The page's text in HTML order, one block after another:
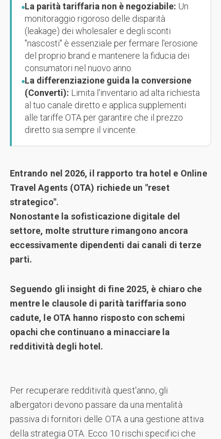
La parità tariffaria non è negoziabile: Un
monitoraggio rigoroso delle disparità
(leakage) dei wholesaler e degli sconti
"nascosti" è essenziale per fermare l'erosione
del proprio brand e mantenere la fiducia dei
consumatori nel nuovo anno.
La differenziazione guida la conversione
(Converti): Limita l'inventario ad alta richiesta
al tuo canale diretto e applica supplementi
alle tariffe OTA per garantire che il prezzo
diretto sia sempre il vincente.
Entrando nel 2026, il rapporto tra hotel e Online
Travel Agents (OTA) richiede un "reset
strategico".
Nonostante la sofisticazione digitale del
settore, molte strutture rimangono ancora
eccessivamente dipendenti dai canali di terze
parti.
Seguendo gli insight di fine 2025, è chiaro che
mentre le clausole di parità tariffaria sono
cadute, le OTA hanno risposto con schemi
opachi che continuano a minacciare la
redditività degli hotel.
Per recuperare redditività quest'anno, gli
albergatori devono passare da una mentalità
passiva di fornitori delle OTA a una gestione attiva
della strategia OTA. Ecco 10 rischi specifici che